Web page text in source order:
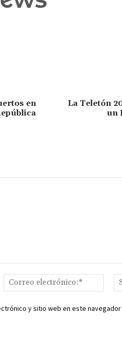
en
La Teletón
un
y sitio web en este